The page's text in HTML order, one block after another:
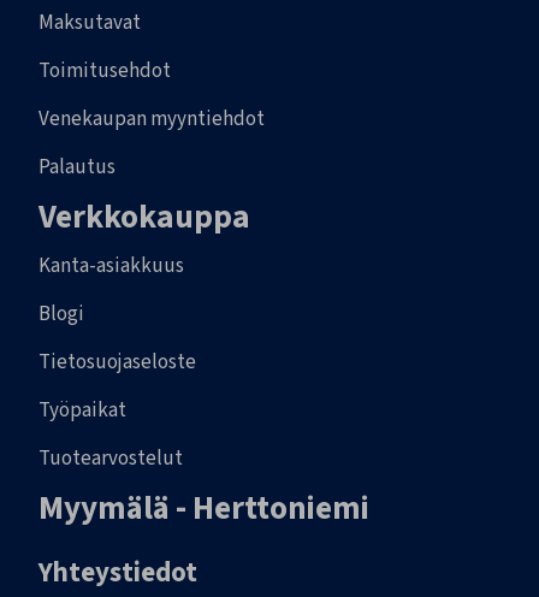
Maksutavat
Toimitusehdot
Venekaupan myyntiehdot
Palautus
Verkkokauppa
Kanta-asiakkuus
Blogi
Tietosuojaseloste
Työpaikat
Tuotearvostelut
Myymälä - Herttoniemi
Yhteystiedot